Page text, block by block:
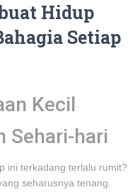
Hidup
Setiap
Kecil
Sehari-hari
ini terkadang terlalu rumit?
seharusnya tenang.